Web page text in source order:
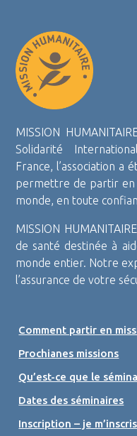
MISSION
Solidarité
France, l’association a
permettre de partir en
monde, en toute
MISSION
de santé destinée à
monde entier. Notre
l’assurance de votre
Comment partir en
Prochianes missions
Qu’est-ce que le
Dates des séminaires
Inscription – je m’inscris